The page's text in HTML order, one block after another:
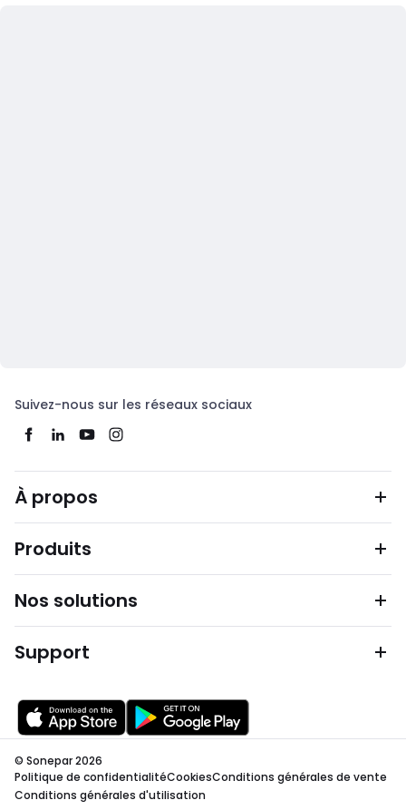
Suivez-nous sur les réseaux sociaux
À propos
Produits
Nos solutions
Support
© Sonepar 2026
Politique de confidentialitéCookiesConditions générales de vente
Conditions générales d'utilisation